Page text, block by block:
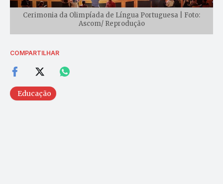
Cerimonia da Olimpíada de Língua Portuguesa | Foto:
Ascom/ Reprodução
COMPARTILHAR
Educação